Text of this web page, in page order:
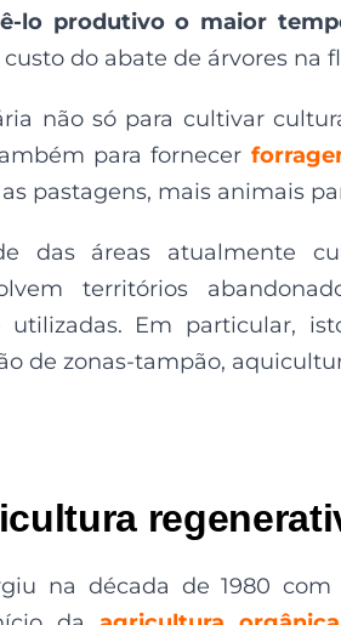
lo produtivo o maior
custo do abate de árvores na
não só para cultivar
para fornecer
pastagens, mais animais
das áreas atualmente
territórios
Em particular,
de zonas-tampão,
na década de 1980